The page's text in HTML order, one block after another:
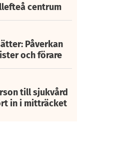
centrum
Påverkan
och förare
till sjukvård
in i mitträcket